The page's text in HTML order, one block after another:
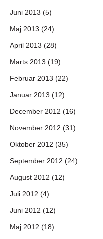
Juni 2013 (5)
Maj 2013 (24)
April 2013 (28)
Marts 2013 (19)
Februar 2013 (22)
Januar 2013 (12)
December 2012 (16)
November 2012 (31)
Oktober 2012 (35)
September 2012 (24)
August 2012 (12)
Juli 2012 (4)
Juni 2012 (12)
Maj 2012 (18)